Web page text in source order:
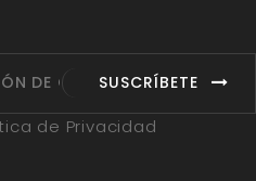
SUSCRÍBETE
de Privacidad